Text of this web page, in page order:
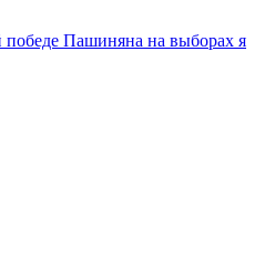
Пашиняна на выборах я